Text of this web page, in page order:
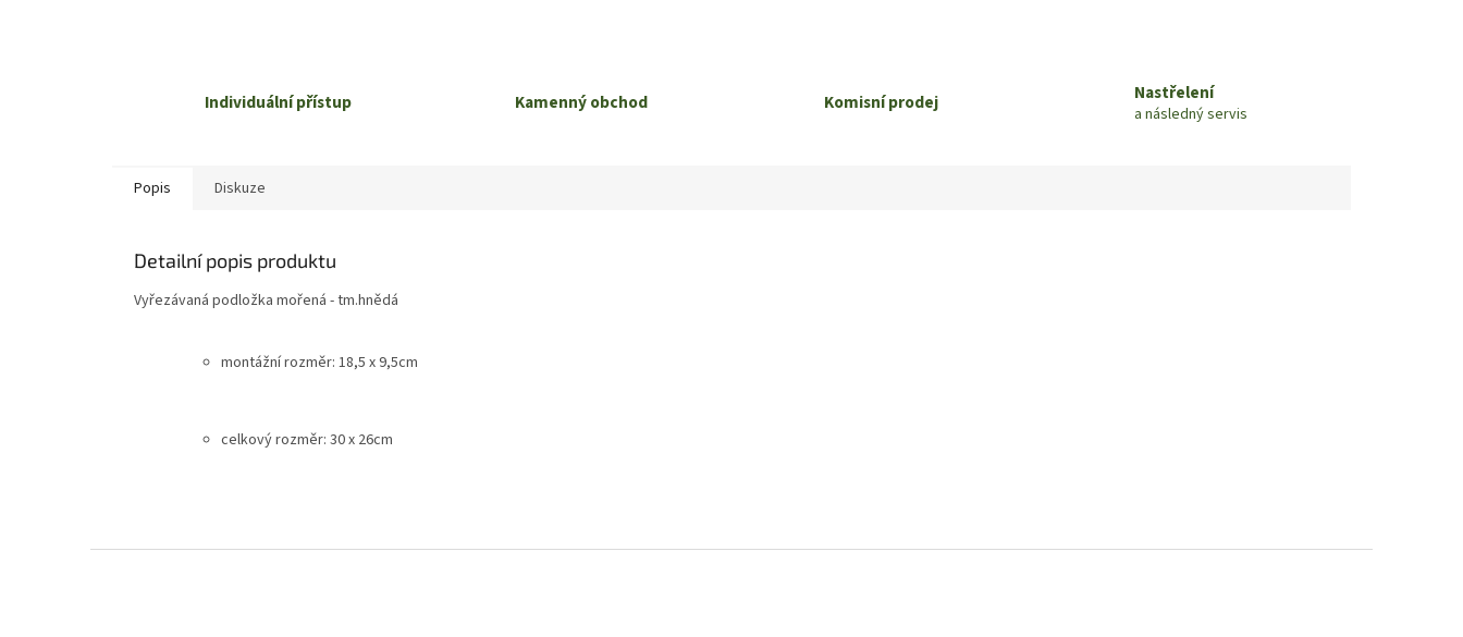
Individuální přístup Kamenný obchod Komisní prodej Nastřelení
a následný servis
Popis Diskuze
Detailní popis produktu
Vyřezávaná podložka mořená - tm.hnědá
montážní rozměr: 18,5 x 9,5cm
celkový rozměr: 30 x 26cm